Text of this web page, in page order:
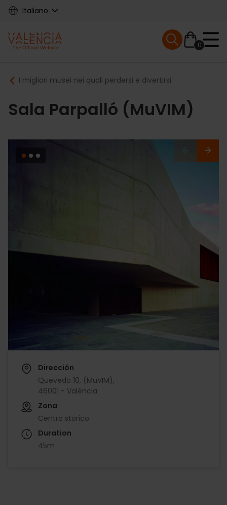
Skip
content
Italiano
Main
navigation
0
Mobile menu
Breadcrumb
I migliori musei nei quali perdersi e divertirsi
Sala Parpalló (MuVIM)
Dirección
Quevedo 10, (MuVIM),
46001 - València
Zona
Centro storico
Duration
45m